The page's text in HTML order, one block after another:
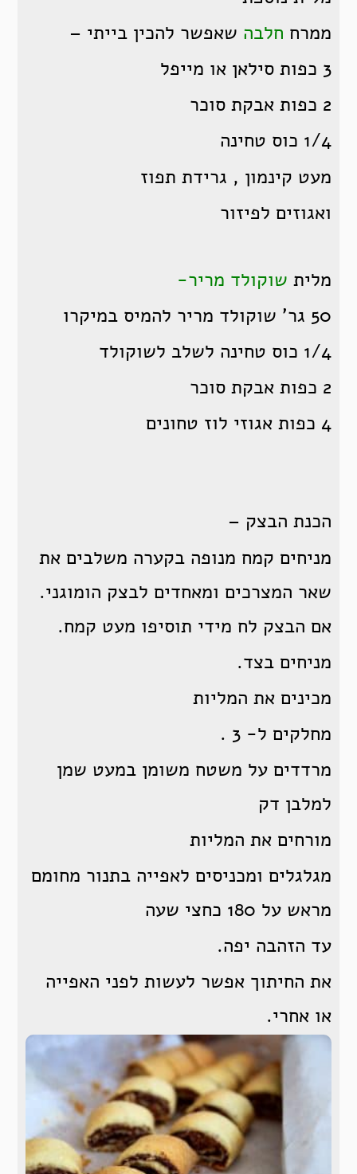
ממרח חלבה שאפשר להכין בייתי –
3 כפות סילאן או מייפל
2 כפות אבקת סוכר
1/4 כוס טחינה
מעט קינמון , גרידת תפוז
ואגוזים לפיזור
מלית שוקולד מריר-
50 גר’ שוקולד מריר להמיס במיקרו
1/4 כוס טחינה לשלב לשוקולד
2 כפות אבקת סוכר
4 כפות אגוזי לוז טחונים
הכנת הבצק –
מניחים קמח מנופה בקערה משלבים את
שאר המצרכים ומאחדים לבצק הומוגני.
אם הבצק לח מידי תוסיפו מעט קמח.
מניחים בצד.
מכינים את המליות
מחלקים ל- 3 .
מרדדים על משטח משומן במעט שמן
למלבן דק
מורחים את המליות
מגלגלים ומכניסים לאפייה בתנור מחומם
מראש על 180 כחצי שעה
עד הזהבה יפה.
את החיתוך אפשר לעשות לפני האפייה
או אחרי.